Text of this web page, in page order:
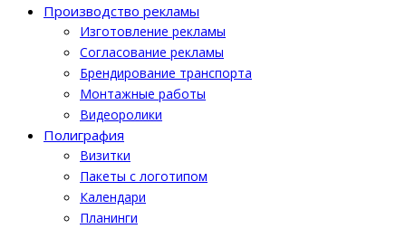
Производство рекламы
Изготовление рекламы
Cогласование рекламы
Брендирование транспорта
Монтажные работы
Видеоролики
Полиграфия
Визитки
Пакеты с логотипом
Календари
Планинги